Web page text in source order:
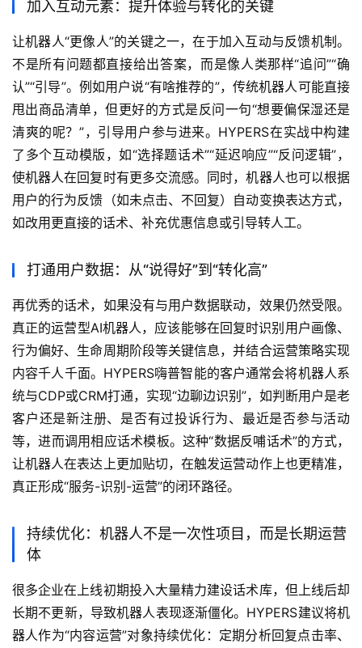
加入互动元素：提升体验与转化的关键
让机器人“更像人”的关键之一，在于加入互动与反馈机制。
不是所有问题都直接给出答案，而是像人类那样“追问”“确
认”“引导”。例如用户说“有啥推荐的”，传统机器人可能直接
甩出商品清单，但更好的方式是反问一句“想要偏保湿还是
清爽的呢？”，引导用户参与进来。HYPERS在实战中构建
了多个互动模版，如“选择题话术”“延迟响应”“反问逻辑”，
使机器人在回复时有更多交流感。同时，机器人也可以根据
用户的行为反馈（如未点击、不回复）自动变换表达方式，
如改用更直接的话术、补充优惠信息或引导转人工。
打通用户数据：从“说得好”到“转化高”
再优秀的话术，如果没有与用户数据联动，效果仍然受限。
真正的运营型AI机器人，应该能够在回复时识别用户画像、
行为偏好、生命周期阶段等关键信息，并结合运营策略实现
内容千人千面。HYPERS嗨普智能的客户通常会将机器人系
统与CDP或CRM打通，实现“边聊边识别”，如判断用户是老
客户还是新注册、是否有过投诉行为、最近是否参与活动
等，进而调用相应话术模板。这种“数据反哺话术”的方式，
让机器人在表达上更加贴切，在触发运营动作上也更精准，
真正形成“服务-识别-运营”的闭环路径。
持续优化：机器人不是一次性项目，而是长期运营
体
很多企业在上线初期投入大量精力建设话术库，但上线后却
长期不更新，导致机器人表现逐渐僵化。HYPERS建议将机
器人作为“内容运营”对象持续优化：定期分析回复点击率、